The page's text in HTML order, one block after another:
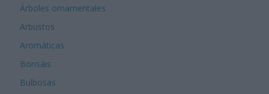
Árboles ornamentales
Arbustos
Aromáticas
Bonsáis
Bulbosas